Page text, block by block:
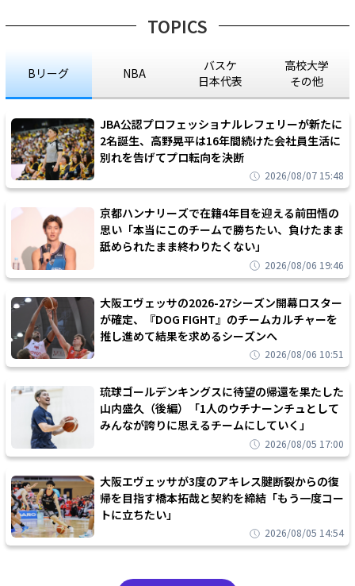
TOPICS
Bリーグ NBA
バスケ
日本代表
高校大学
その他
JBA公認プロフェッショナルレフェリーが新たに
2名誕生、高野晃平は16年間続けた会社員生活に
別れを告げてプロ転向を決断
2026/08/07 15:48
京都ハンナリーズで在籍4年目を迎える前田悟の
思い「本当にこのチームで勝ちたい、負けたまま
舐められたまま終わりたくない」
2026/08/06 19:46
大阪エヴェッサの2026-27シーズン開幕ロスター
が確定、『DOG FIGHT』のチームカルチャーを
推し進めて結果を求めるシーズンへ
2026/08/06 10:51
琉球ゴールデンキングスに待望の帰還を果たした
山内盛久（後編）「1人のウチナーンチュとして
みんなが誇りに思えるチームにしていく」
2026/08/05 17:00
大阪エヴェッサが3度のアキレス腱断裂からの復
帰を目指す橋本拓哉と契約を締結「もう一度コー
トに立ちたい」
2026/08/05 14:54